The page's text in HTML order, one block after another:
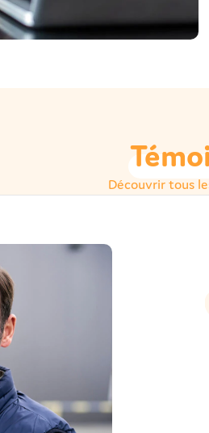
Découvrir tous